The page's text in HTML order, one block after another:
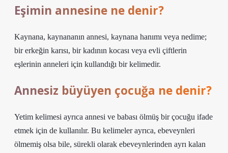
Eşimin annesine ne denir?
Kaynana, kaynananın annesi, kaynana hanımı veya nedime;
bir erkeğin karısı, bir kadının kocası veya evli çiftlerin
eşlerinin anneleri için kullandığı bir kelimedir.
Annesiz büyüyen çocuğa ne denir?
Yetim kelimesi ayrıca annesi ve babası ölmüş bir çocuğu ifade
etmek için de kullanılır. Bu kelimeler ayrıca, ebeveynleri
ölmemiş olsa bile, sürekli olarak ebeveynlerinden ayrı kalan